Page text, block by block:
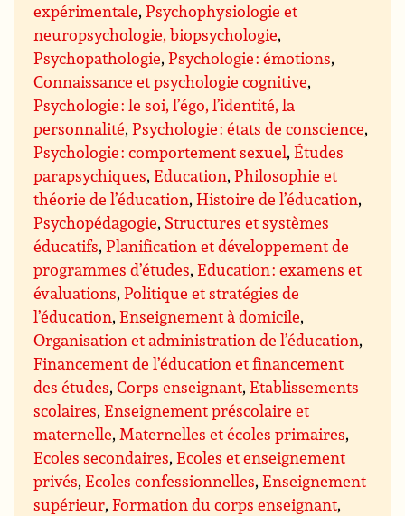
expérimentale,Psychophysiologie et
neuropsychologie, biopsychologie,
Psychopathologie,Psychologie : émotions,
Connaissance et psychologie cognitive,
Psychologie : le soi, l’égo, l’identité, la
personnalité,Psychologie : états de conscience,
Psychologie : comportement sexuel,Études
parapsychiques,Education,Philosophie et
théorie de l’éducation,Histoire de l’éducation,
Psychopédagogie, Structures et systèmes
éducatifs,Planification et développement de
programmes d’études,Education : examens et
évaluations,Politique et stratégies de
l’éducation,Enseignement à domicile,
Organisation et administration de l’éducation,
Financement de l’éducation et financement
des études,Corps enseignant,Etablissements
scolaires,Enseignement préscolaire et
maternelle,Maternelles et écoles primaires,
Ecoles secondaires,Ecoles et enseignement
privés,Ecoles confessionnelles,Enseignement
supérieur,Formation du corps enseignant,